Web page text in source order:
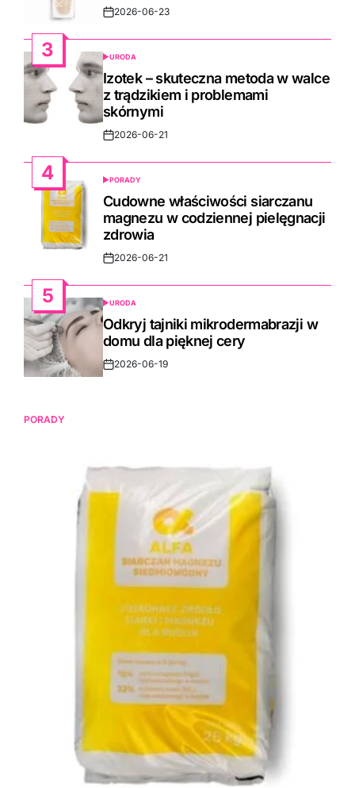
Post2026-06-23
3
POSTED
IN
URODA
Izotek – skuteczna metoda w walce
z trądzikiem i problemami
skórnymi
Post2026-06-21
4
POSTED
IN
PORADY
Cudowne właściwości siarczanu
magnezu w codziennej pielęgnacji
zdrowia
Post2026-06-21
5
POSTED
IN
URODA
Odkryj tajniki mikrodermabrazji w
domu dla pięknej cery
Post2026-06-19
PORADY